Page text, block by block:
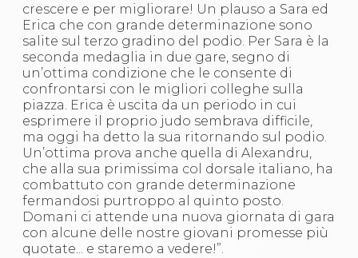
crescere e per migliorare! Un plauso a Sara ed
Erica che con grande determinazione sono
salite sul terzo gradino del podio. Per Sara è la
seconda medaglia in due gare, segno di
un’ottima condizione che le consente di
confrontarsi con le migliori colleghe sulla
piazza. Erica è uscita da un periodo in cui
esprimere il proprio judo sembrava difficile,
ma oggi ha detto la sua ritornando sul podio.
Un’ottima prova anche quella di Alexandru,
che alla sua primissima col dorsale italiano, ha
combattuto con grande determinazione
fermandosi purtroppo al quinto posto.
Domani ci attende una nuova giornata di gara
con alcune delle nostre giovani promesse più
quotate... e staremo a vedere!”.